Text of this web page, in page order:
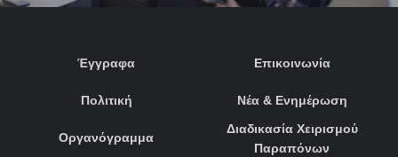
Έγγραφα
Πολιτική
Οργανόγραμμα
Επικοινωνία
Νέα & Ενημέρωση
Διαδικασία Χειρισμού
Παραπόνων